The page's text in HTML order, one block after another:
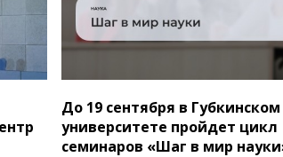
До 19 сентября в Губкинском
университете пройдет цикл
семинаров «Шаг в мир